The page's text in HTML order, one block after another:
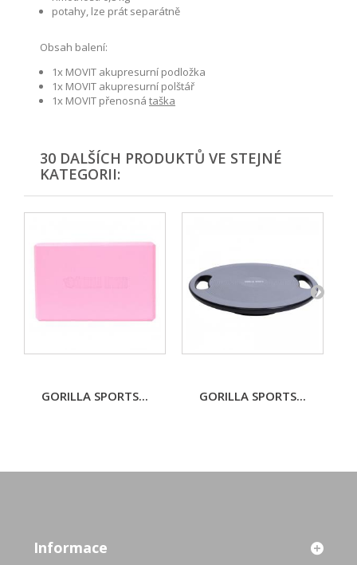
potahy, lze prát separátně
Obsah balení:
1x MOVIT akupresurní podložka
1x MOVIT akupresurní polštář
1x MOVIT přenosná taška
30 DALŠÍCH PRODUKTŮ VE STEJNÉ
KATEGORII:
GORILLA SPORTS... GORILLA SPORTS...
Informace